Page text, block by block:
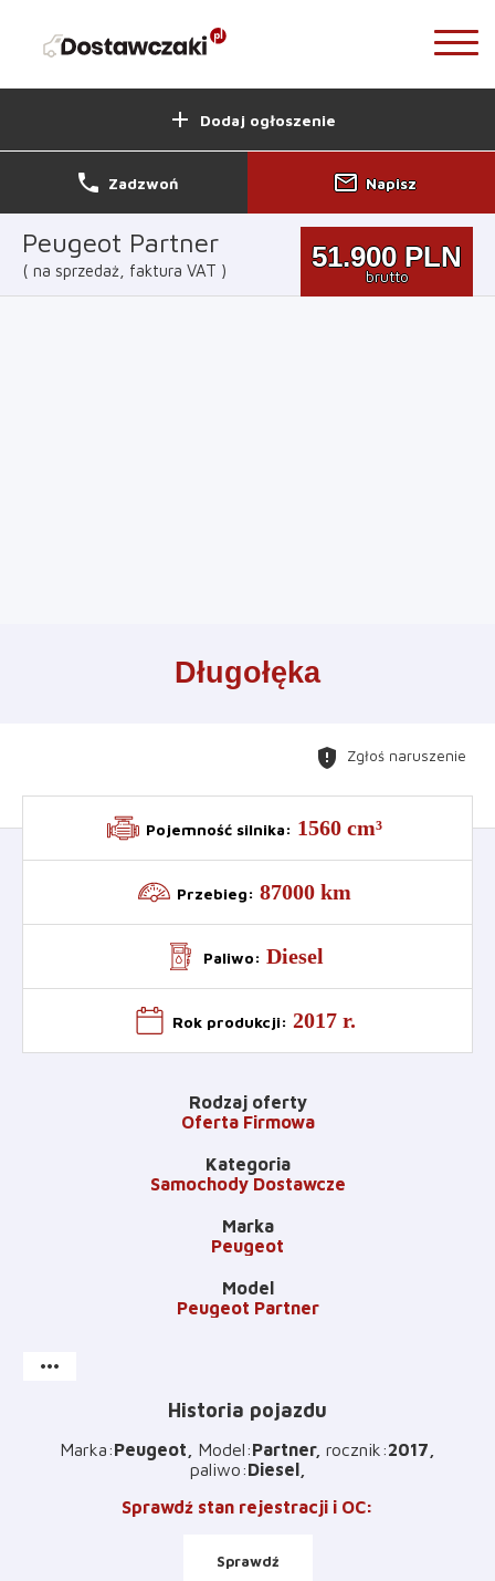
add Dodaj ogłoszenie
Peugeot Partner
na sprzedaż, faktura VAT 51.900 PLN
brutto
Długołęka
gpp_maybe Zgłoś naruszenie
Pojemność silnika: 1560 cm³
Przebieg: 87000 km
Paliwo: Diesel
Rok produkcji: 2017 r.
Rodzaj oferty
Oferta Firmowa
Kategoria
Samochody Dostawcze
Marka
Peugeot
Model
Peugeot Partner
more_horiz
Historia pojazdu
Marka:Peugeot Model:Partner rocznik:2017
paliwo:Diesel
Sprawdź stan rejestracji i OC:
Sprawdź
phone Zadzwoń mail_outline Napisz